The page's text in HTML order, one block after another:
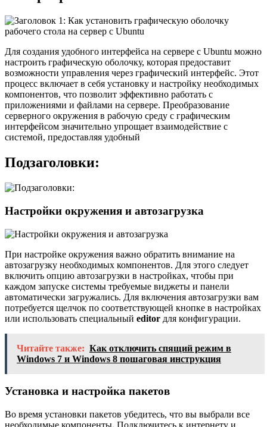
Для создания удобного интерфейса на сервере с Ubuntu можно
настроить графическую оболочку, которая предоставит
возможности управления через графический интерфейс. Этот
процесс включает в себя установку и настройку необходимых
компонентов, что позволит эффективно работать с
приложениями и файлами на сервере. Преобразование
серверного окружения в рабочую среду с графическим
интерфейсом значительно упрощает взаимодействие с
системой, предоставляя удобный
Подзаголовки:
Настройки окружения и автозагрузка
При настройке окружения важно обратить внимание на
автозагрузку необходимых компонентов. Для этого следует
включить опцию автозагрузки в настройках, чтобы при
каждом запуске системы требуемые виджеты и панели
автоматически загружались. Для включения автозагрузки вам
потребуется щелчок по соответствующей кнопке в настройках
или использовать специальный editor для конфигурации.
Читайте также: Как отключить спящий режим в
Windows 7 и Windows 8 пошаговая инструкция
Установка и настройка пакетов
Во время установки пакетов убедитесь, что вы выбрали все
необходимые компоненты. Подключитесь к интернету и